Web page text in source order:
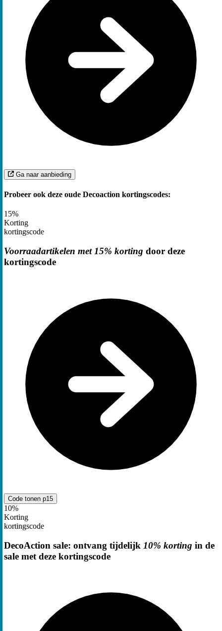
Ga naar aanbieding
Probeer ook deze oude Decoaction kortingscodes:
15%
Korting
kortingscode
Voorraadartikelen met 15% korting door deze
kortingscode
Code tonen p15
10%
Korting
kortingscode
DecoAction sale: ontvang tijdelijk 10% korting in de
sale met deze kortingscode